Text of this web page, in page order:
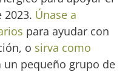
2023. Únase a
para ayudar con
o sirva como
un pequeño grupo de